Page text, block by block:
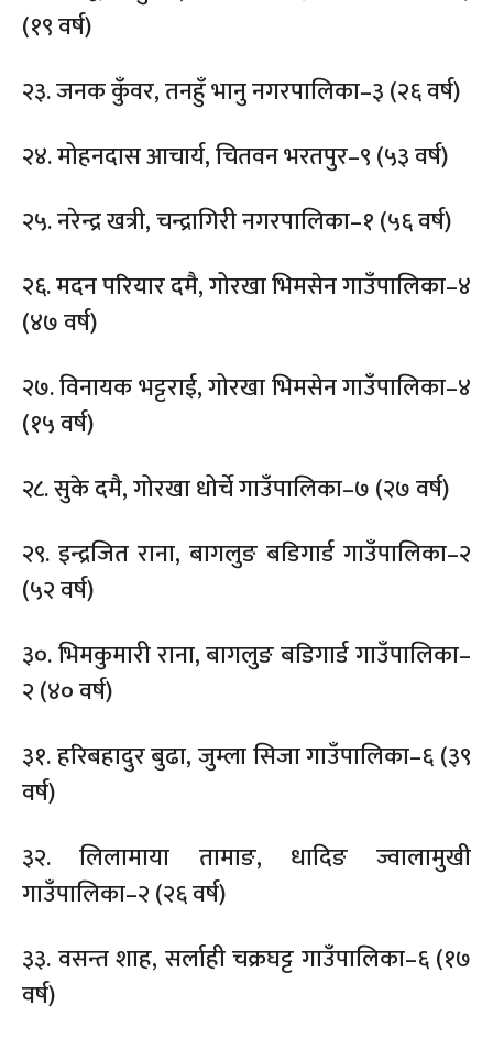
(१९ वर्ष)
२३. जनक कुँवर, तनहुँ भानु नगरपालिका–३ (२६ वर्ष)
२४. मोहनदास आचार्य, चितवन भरतपुर–९ (५३ वर्ष)
२५. नरेन्द्र खत्री, चन्द्रागिरी नगरपालिका–१ (५६ वर्ष)
२६. मदन परियार दमै, गोरखा भिमसेन गाउँपालिका–४
(४७ वर्ष)
२७. विनायक भट्टराई, गोरखा भिमसेन गाउँपालिका–४
(१५ वर्ष)
२८. सुके दमै, गोरखा धोर्चे गाउँपालिका–७ (२७ वर्ष)
२९. इन्द्रजित राना, बागलुङ बडिगार्ड गाउँपालिका–२
(५२ वर्ष)
३०. भिमकुमारी राना, बागलुङ बडिगार्ड गाउँपालिका–
२ (४० वर्ष)
३१. हरिबहादुर बुढा, जुम्ला सिजा गाउँपालिका–६ (३९
वर्ष)
३२. लिलामाया तामाङ, धादिङ ज्वालामुखी
गाउँपालिका–२ (२६ वर्ष)
३३. वसन्त शाह, सर्लाही चक्रघट्ट गाउँपालिका–६ (१७
वर्ष)